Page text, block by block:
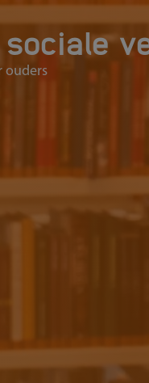
sociale
ouders